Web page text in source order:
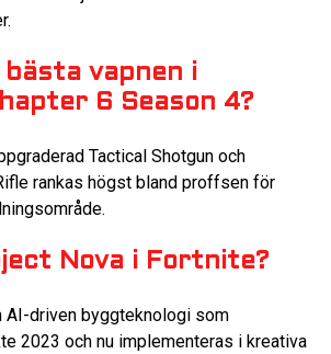
bästa vapnen i
6 Season 4?
Tactical Shotgun och
rankas högst bland proffsen för
Nova i Fortnite?
AI-driven byggteknologi som
2023 och nu implementeras i kreativa